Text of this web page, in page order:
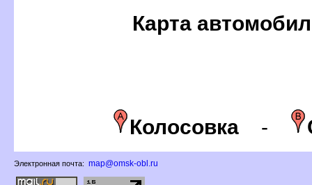
Карта
Колосовка -
Электронная почта: map@omsk-obl.ru